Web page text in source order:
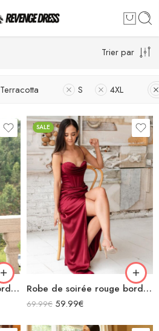
Trier par
Terracotta S 4XL
Robe de soirée rouge bordeaux courte licou à paillettes avec découpes et lacets dans le dos
SALE
Robe de soirée rouge bordeaux en satin avec lacets dans le dos longue fendue
69.99€ 59.99€